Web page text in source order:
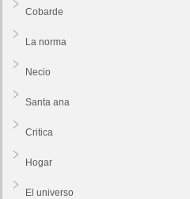
Cobarde
La norma
Necio
Santa ana
Critica
Hogar
El universo